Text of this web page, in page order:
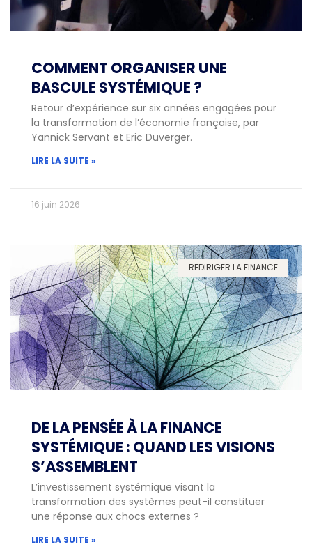
COMMENT ORGANISER UNE
BASCULE SYSTÉMIQUE ?
Retour d’expérience sur six années engagées pour
la transformation de l’économie française, par
Yannick Servant et Eric Duverger.
LIRE LA SUITE »
16 juin 2026
REDIRIGER LA FINANCE
DE LA PENSÉE À LA FINANCE
SYSTÉMIQUE : QUAND LES VISIONS
S’ASSEMBLENT
L’investissement systémique visant la
transformation des systèmes peut-il constituer
une réponse aux chocs externes ?
LIRE LA SUITE »